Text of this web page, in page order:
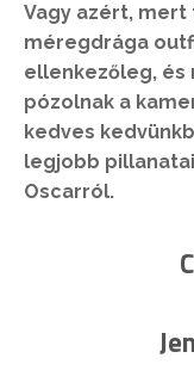
Vagy azért, mert
méregdrága
ellenkezőleg, és
pózolnak a
kedves
legjobb
Oscarról.